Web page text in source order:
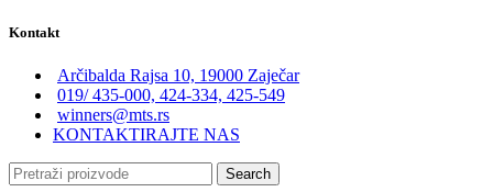
Kontakt
Arčibalda Rajsa 10, 19000 Zaječar
019/ 435-000, 424-334, 425-549
winners@mts.rs
KONTAKTIRAJTE NAS
Search